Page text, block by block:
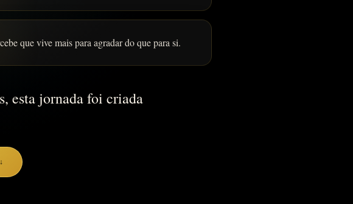
que vive mais para agradar do que para si.
esta jornada foi criada
↓